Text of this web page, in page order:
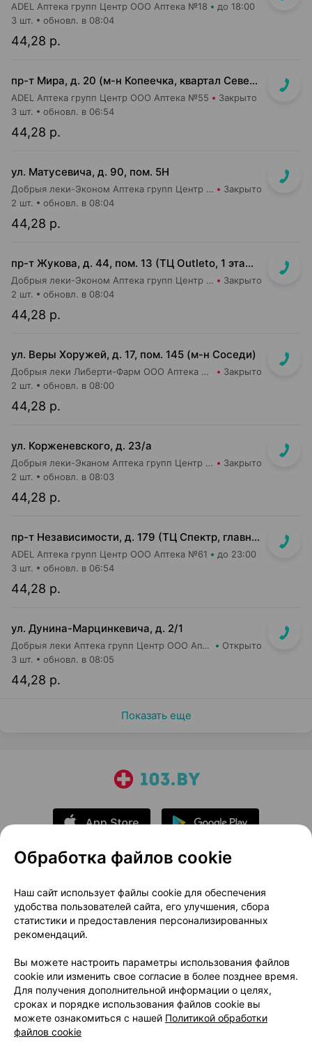
ADEL Аптека групп Центр ООО Аптека №18 до 18:00
44,28 р.
3 шт. обновл. в 08:04
пр-т Мира, д. 20 (м-н Копеечка, квартал Северная Европа)
ADEL Аптека групп Центр ООО Аптека №55 Закрыто
44,28 р.
3 шт. обновл. в 06:54
ул. Матусевича, д. 90, пом. 5Н
Добрыя леки-Эконом Аптека групп Центр ООО Аптека №17 Закрыто
44,28 р.
2 шт. обновл. в 08:04
пр-т Жукова, д. 44, пом. 13 (ТЦ Outleto, 1 этаж, около касс гипермаркета Соседи)
Добрыя леки-Эконом Аптека групп Центр ООО Аптека №109 Закрыто
44,28 р.
2 шт. обновл. в 08:04
ул. Веры Хоружей, д. 17, пом. 145 (м-н Соседи)
Добрыя леки Либерти-Фарм ООО Аптека №2 Закрыто
44,28 р.
2 шт. обновл. в 08:00
ул. Корженевского, д. 23/а
Добрыя леки-Эканом Аптека групп Центр ООО Аптека №6 Закрыто
44,28 р.
2 шт. обновл. в 08:03
пр-т Независимости, д. 179 (ТЦ Спектр, главный вход, 1 этаж)
ADEL Аптека групп Центр ООО Аптека №61 до 23:00
44,28 р.
3 шт. обновл. в 06:54
ул. Дунина-Марцинкевича, д. 2/1
Добрыя леки Аптека групп Центр ООО Аптека №42 Открыто
44,28 р.
3 шт. обновл. в 08:05
Показать еще
О проекте
Новости проекта
Размещение рекламы
Медицинский маркетинг
Публичный договор
Доставка
Способы оплаты
Вакансии
Партнеры
Написать руководителю 103.by
Написать в поддержку
Персональные настройки Cookie
Обработка файлов cookie
Наш сайт использует файлы cookie для обеспечения
удобства пользователей сайта, его улучшения, сбора
статистики и предоставления персонализированных
рекомендаций.
Вы можете настроить параметры использования файлов
cookie или изменить свое согласие в более позднее время.
Для получения дополнительной информации о целях,
сроках и порядке использования файлов cookie вы
можете ознакомиться с нашей Политикой обработки
файлов cookie